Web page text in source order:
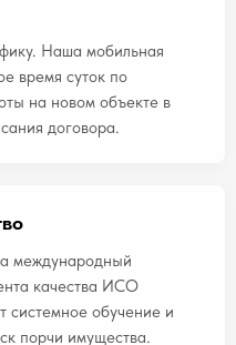
Наша мобильная
время суток по
на новом объекте в
договора.
международный
качества ИСО
системное обучение и
порчи имущества.